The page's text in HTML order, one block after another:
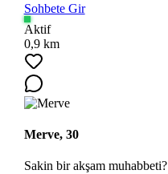
Sohbete Gir
Aktif
0,9 km
Merve, 30
Sakin bir akşam muhabbeti?